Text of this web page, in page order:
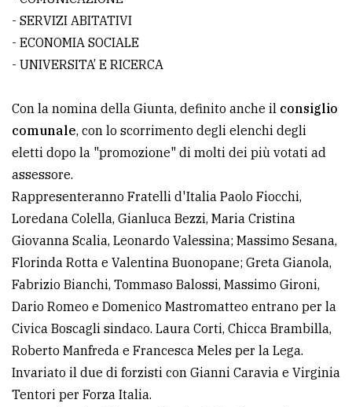
- SERVIZI ABITATIVI
- ECONOMIA SOCIALE
- UNIVERSITA’ E RICERCA
Con la nomina della Giunta, definito anche il consiglio
comunale, con lo scorrimento degli elenchi degli
eletti dopo la "promozione" di molti dei più votati ad
assessore.
Rappresenteranno Fratelli d'Italia Paolo Fiocchi,
Loredana Colella, Gianluca Bezzi, Maria Cristina
Giovanna Scalia, Leonardo Valessina; Massimo Sesana,
Florinda Rotta e Valentina Buonopane; Greta Gianola,
Fabrizio Bianchi, Tommaso Balossi, Massimo Gironi,
Dario Romeo e Domenico Mastromatteo entrano per la
Civica Boscagli sindaco. Laura Corti, Chicca Brambilla,
Roberto Manfreda e Francesca Meles per la Lega.
Invariato il due di forzisti con Gianni Caravia e Virginia
Tentori per Forza Italia.